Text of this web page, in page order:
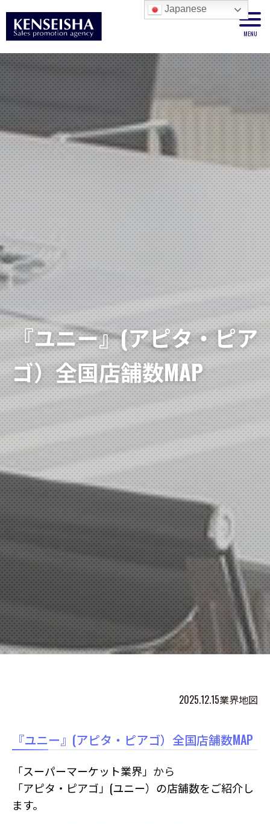
『ユニー』(アピタ・ピア
ゴ）全国店舗数MAP
2025.12.15業界地図
『ユニー』(アピタ・ピアゴ）全国店舗数MAP
「スーパーマーケット業界」 から
「アピタ・ピアゴ 」(ユニー）の店舗数をご紹介し
ます。
Japanese